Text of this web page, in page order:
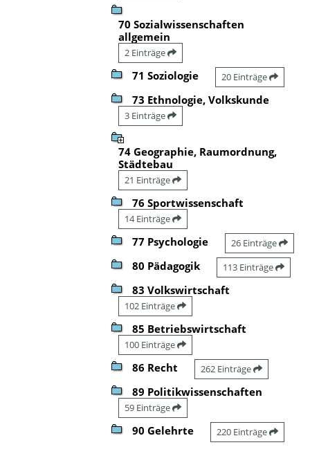
70 Sozialwissenschaften
allgemein
2 Einträge
71 Soziologie 20 Einträge
73 Ethnologie, Volkskunde
3 Einträge
74 Geographie, Raumordnung,
Städtebau
21 Einträge
76 Sportwissenschaft
14 Einträge
77 Psychologie 26 Einträge
80 Pädagogik 113 Einträge
83 Volkswirtschaft
102 Einträge
85 Betriebswirtschaft
100 Einträge
86 Recht 262 Einträge
89 Politikwissenschaften
59 Einträge
90 Gelehrte 220 Einträge